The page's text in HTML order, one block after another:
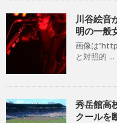
川谷絵音
明の一般
画像は
と対照的 ...
秀岳館高
クールを